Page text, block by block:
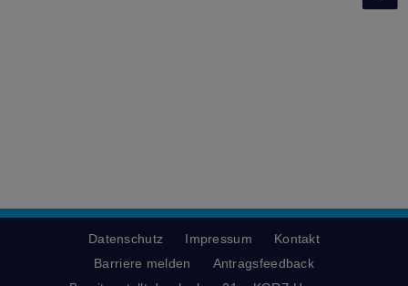
Datenschutz Impressum
Kontakt
Barriere melden
Antragsfeedback